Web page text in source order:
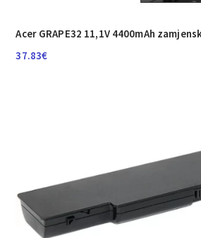
Acer GRAPE32 11,1V 4400mAh
37.83€